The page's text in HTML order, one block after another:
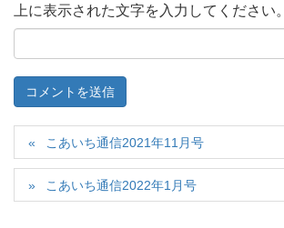
上に表示された文字を入力してください。
こあいち通信2021年11月号
こあいち通信2022年1月号